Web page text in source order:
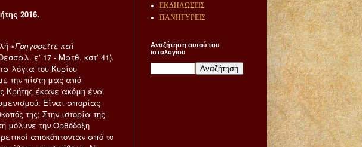
2016.
«Γρηγορεῖτε καὶ
εʹ 17 - Ματθ. κστʹ 41).
λόγια του Κυρίου
την πίστη μας από
Κρήτης έκανε ακόμη ένα
Είναι απορίας
της; Στην ιστορία της
μόλυνε την Ορθόδοξη
αποκόπτονταν από το
ΕΚΔΗΛΩΣΕΙΣ
ΠΑΝΗΓΥΡΕΙΣ
Αναζήτηση αυτού του
ιστολογίου